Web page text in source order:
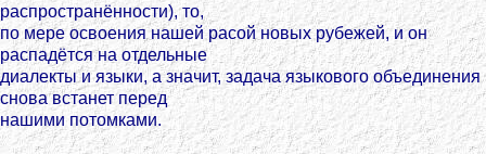
распространённости), то,
по мере освоения нашей расой новых рубежей, и он
распадётся на отдельные
диалекты и языки, а значит, задача языкового объединения
снова встанет перед
нашими потомками.